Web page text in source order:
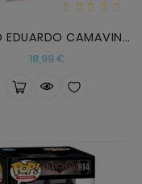
FUNKO EDUARDO CAMAVINGA FRANCIA
18,99 €Precio